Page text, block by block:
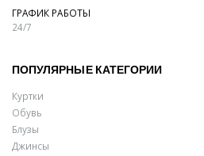
ГРАФИК РАБОТЫ
24/7
ПОПУЛЯРНЫЕ КАТЕГОРИИ
Куртки
Обувь
Блузы
Джинсы